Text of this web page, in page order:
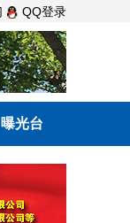
QQ登录
曝光台